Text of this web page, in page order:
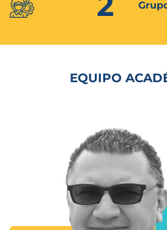
EQUIPO